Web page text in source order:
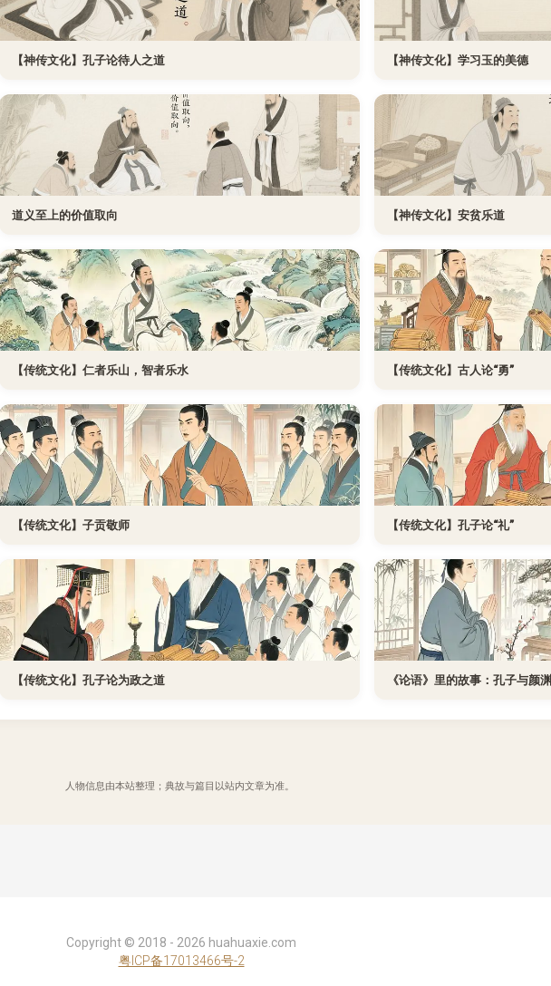
【神传文化】孔子论待人之道 【神传文化】学习玉的美德
道义至上的价值取向 【神传文化】安贫乐道
【传统文化】仁者乐山，智者乐水 【传统文化】古人论“勇”
【传统文化】子贡敬师 【传统文化】孔子论“礼”
【传统文化】孔子论为政之道 《论语》里的故事：孔子与颜渊
人物信息由本站整理；典故与篇目以站内文章为准。
Copyright © 2018 - 2026 huahuaxie.com
粤ICP备17013466号-2